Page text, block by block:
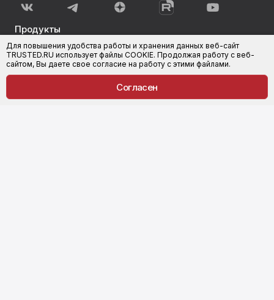
Для повышения удобства работы и хранения данных веб-сайт
TRUSTED.RU использует файлы COOKIE. Продолжая работу с веб-
сайтом, Вы даете свое согласие на работу с этими файлами.
Согласен
Продукты
КриптоАРМ
КриптоАРМ ГОСТ
КриптоАРМ Документы
КриптоАРМ для 1С-Битрикс
Trusted.ID